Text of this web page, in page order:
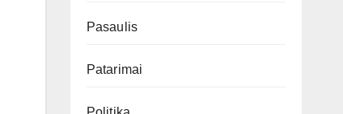
Pasaulis
Patarimai